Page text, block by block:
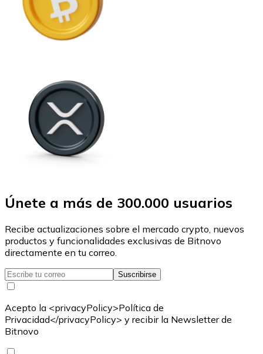
Únete a más de 300.000 usuarios
Recibe actualizaciones sobre el mercado crypto, nuevos
productos y funcionalidades exclusivas de Bitnovo
directamente en tu correo.
Suscribirse
Acepto la <privacyPolicy>Política de
Privacidad</privacyPolicy> y recibir la Newsletter de
Bitnovo